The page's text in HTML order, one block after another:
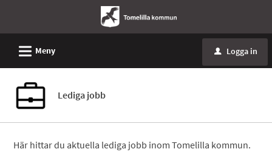
L Meny u Logga in
Lediga jobb
Här hittar du aktuella lediga jobb inom Tomelilla kommun.